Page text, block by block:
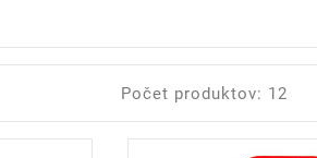
Počet produktov: 12